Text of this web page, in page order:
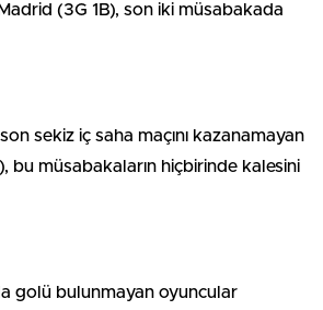
(3G 1B), son iki müsabakada
son sekiz iç saha maçını kazanamayan
bu müsabakaların hiçbirinde kalesini
golü bulunmayan oyuncular